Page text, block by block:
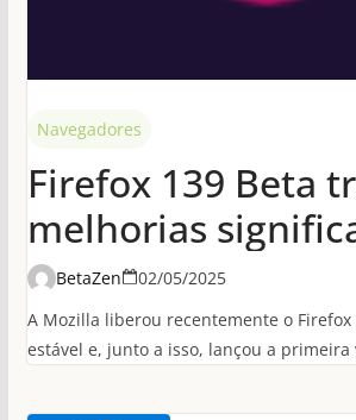
Navegadores
Firefox 139 Beta
melhorias
desempenho em
conexões HTTP/3
BetaZen
02/05/2025
A Mozilla liberou recentemente o Firefox
estável e, junto a isso, lançou a primeira